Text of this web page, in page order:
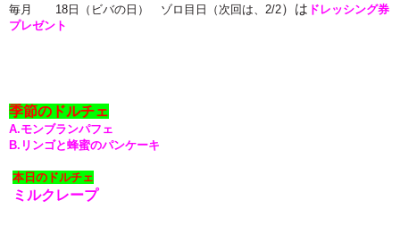
毎月 18日（ビバの日） ゾロ目日（次回は、2/2）は ドレッシング券
プレゼント
季節のドルチェ
A.モンブランパフェ
B.リンゴと蜂蜜のパンケーキ
本日のドルチェ
ミルクレープ